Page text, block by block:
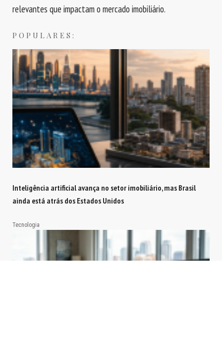
relevantes que impactam o mercado imobiliário.
POPULARES:
Inteligência artificial avança no setor imobiliário, mas Brasil
ainda está atrás dos Estados Unidos
Tecnologia